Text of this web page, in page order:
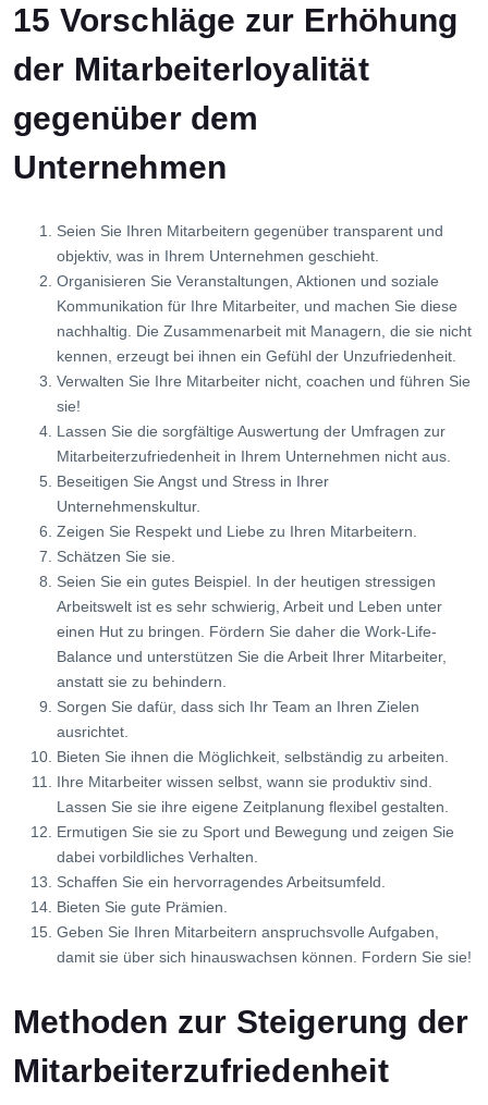
15 Vorschläge zur Erhöhung
der Mitarbeiterloyalität
gegenüber dem
Unternehmen
Seien Sie Ihren Mitarbeitern gegenüber transparent und
objektiv, was in Ihrem Unternehmen geschieht.
Organisieren Sie Veranstaltungen, Aktionen und soziale
Kommunikation für Ihre Mitarbeiter, und machen Sie diese
nachhaltig. Die Zusammenarbeit mit Managern, die sie nicht
kennen, erzeugt bei ihnen ein Gefühl der Unzufriedenheit.
Verwalten Sie Ihre Mitarbeiter nicht, coachen und führen Sie
sie!
Lassen Sie die sorgfältige Auswertung der Umfragen zur
Mitarbeiterzufriedenheit in Ihrem Unternehmen nicht aus.
Beseitigen Sie Angst und Stress in Ihrer
Unternehmenskultur.
Zeigen Sie Respekt und Liebe zu Ihren Mitarbeitern.
Schätzen Sie sie.
Seien Sie ein gutes Beispiel. In der heutigen stressigen
Arbeitswelt ist es sehr schwierig, Arbeit und Leben unter
einen Hut zu bringen. Fördern Sie daher die Work-Life-
Balance und unterstützen Sie die Arbeit Ihrer Mitarbeiter,
anstatt sie zu behindern.
Sorgen Sie dafür, dass sich Ihr Team an Ihren Zielen
ausrichtet.
Bieten Sie ihnen die Möglichkeit, selbständig zu arbeiten.
Ihre Mitarbeiter wissen selbst, wann sie produktiv sind.
Lassen Sie sie ihre eigene Zeitplanung flexibel gestalten.
Ermutigen Sie sie zu Sport und Bewegung und zeigen Sie
dabei vorbildliches Verhalten.
Schaffen Sie ein hervorragendes Arbeitsumfeld.
Bieten Sie gute Prämien.
Geben Sie Ihren Mitarbeitern anspruchsvolle Aufgaben,
damit sie über sich hinauswachsen können. Fordern Sie sie!
Methoden zur Steigerung der
Mitarbeiterzufriedenheit